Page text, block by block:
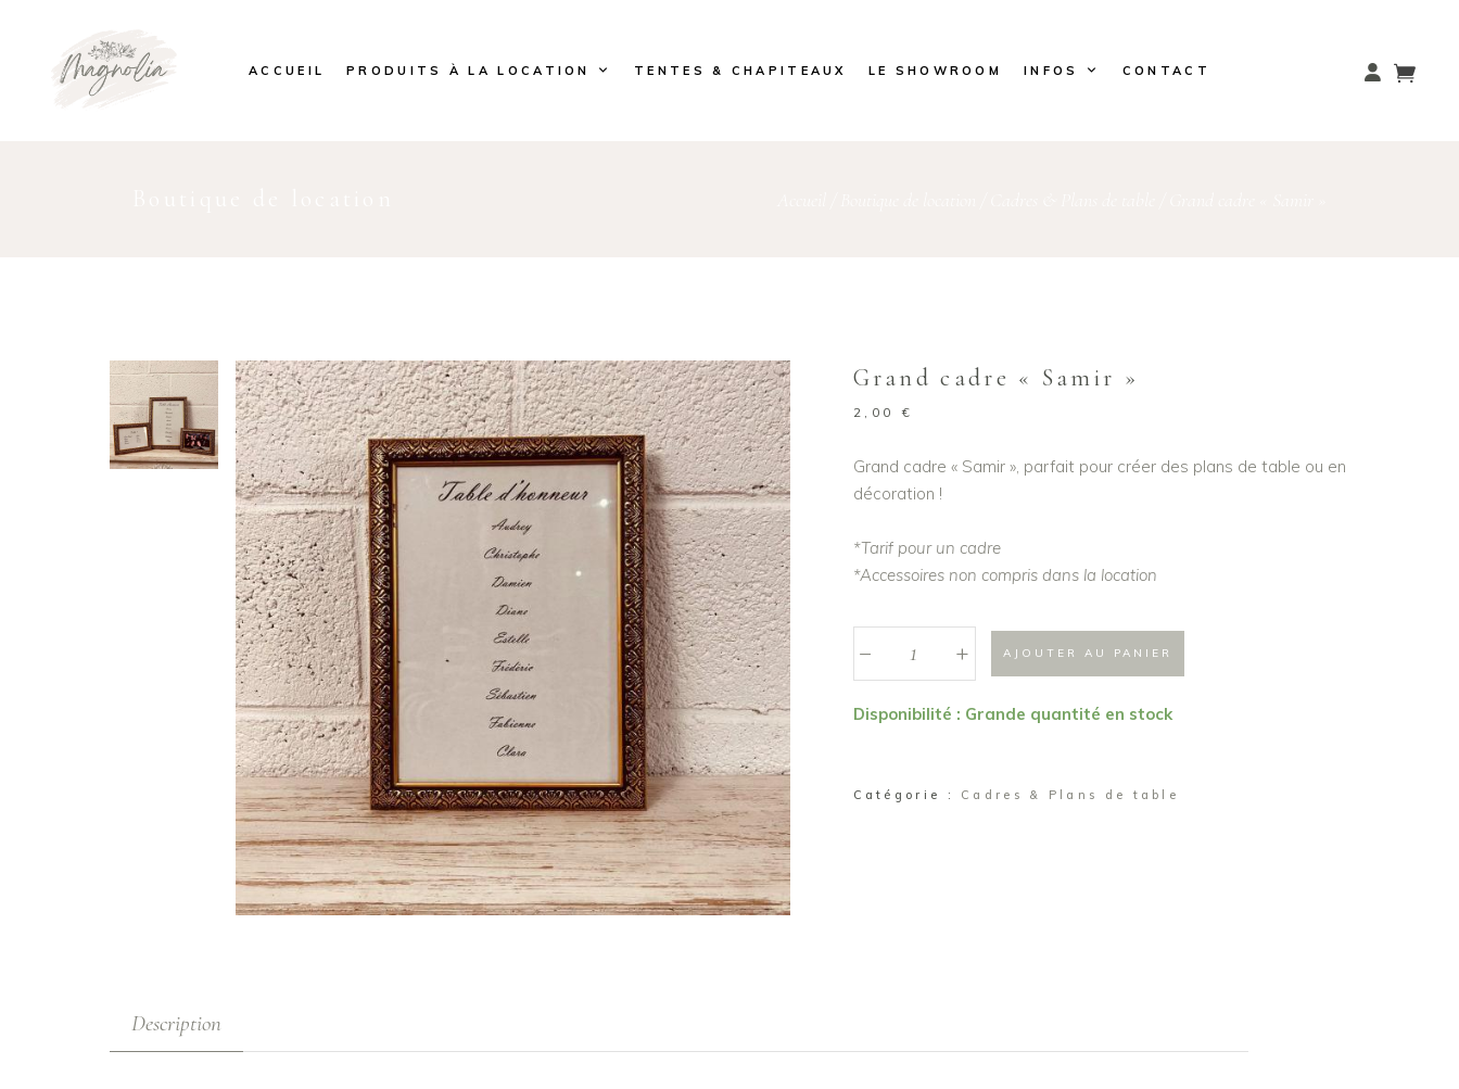
ACCUEIL PRODUITS À LA LOCATION TENTES & CHAPITEAUX LE SHOWROOM INFOS CONTACT
Grand cadre « Samir »
2,00 €
Grand cadre « Samir », parfait pour créer des plans de table ou en
décoration !
*Tarif pour un cadre
*Accessoires non compris dans la location
quantité
+ AJOUTER AU PANIER
Disponibilité : Grande quantité en stock
Catégorie : Cadres & Plans de table
Description